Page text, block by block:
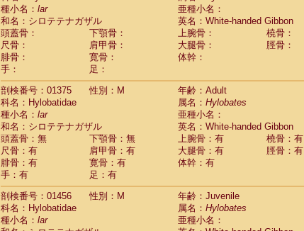
Cercopithecidae Cercopithecus lhoesti
Cercopithecidae Cercopithecus mitis(0)
CercopithecidaeCercopithecus mitis doggetti
CercopithecidaeCercopithecus mitis albogularis(4)
CercopithecidaeCercopithecus mona
Cercopithecidae
CercopithecidaeCercopithecus nigroviridis(0)
CercopithecidaeCercopithecus petaurista buettikoferi
Cercopithecidae Cercopithecusspp.(0)
Cercopithecidae Chlorocebus aethiops
CercopithecidaeChlorocebus pygerythrus cynosuros (0)
CercopithecidaeErythrocebus patas (55)
CercopithecidaeMiopithecus talapoin
CercopithecidaeCercopithecinae spp.
CercopithecidaeColobus angolensis
CercopithecidaeColobus guereza (1)
Cercopithecidae Colobus polykomos(10)
Cercopithecidae Piliocolobus badius(0)
種小名： lar
亜種小名：
和名：シロテテナガザル
英名：White-handed Gibbon
頭蓋骨：
下顎骨： 上腕骨：
橈骨：
尺骨：
肩甲骨： 大腿骨：
脛骨：
腓骨：
寛骨：
体幹：
手：
足：
剖検番号：01375
性別：M
年齢：Adult
科名：Hylobatidae
属名： Hylobates
種小名： lar
亜種小名：
和名：シロテテナガザル
英名：White-handed Gibbon
頭蓋骨：無
下顎骨：無 上腕骨：有
橈骨：有
尺骨：有
肩甲骨：有 大腿骨：有
脛骨：有
腓骨：有
寛骨：有
体幹：有
手：有
足：有
剖検番号：01456
性別：M
年齢：Juvenile
科名：Hylobatidae
属名： Hylobates
種小名： lar
亜種小名：